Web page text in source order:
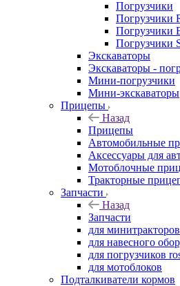
Погрузчики
Погрузчики
Погрузчики
Погрузчики
Экскаваторы
Экскаваторы -
Мини-погрузчики
Мини-экскаваторы
Прицепы
Назад
Прицепы
Автомобильные
Аксессуары для
Мотоблочные
Тракторные
Запчасти
Назад
Запчасти
для минитракторов
для навесного
для погрузчиков
для мотоблоков
Подталкиватели кормов